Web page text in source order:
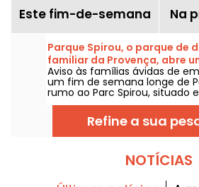
Este fim-de-semana Na
Parque Spirou, o parque de
familiar da Provença, abre
temática Naruto
Aviso às famílias ávidas de
um fim de semana longe de
rumo ao Parc Spirou, situado
no Vaucluse, na Provença,
das atrações inspiradas nos
editora Dupuis (Spirou et
Marsupilami, Kid Paddle,
abril de 2026, para uma
Refine a sua
NOTÍCIAS